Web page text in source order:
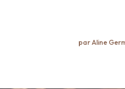
parAline